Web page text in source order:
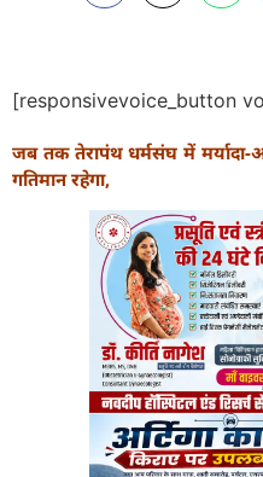
[responsivevoice_button
जब तक तेरापंथ धर्मसंघ में
गतिमान रहेगा,